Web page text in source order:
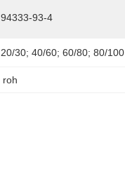
94333-93-4
20/30; 40/60; 60/80; 80/100
roh